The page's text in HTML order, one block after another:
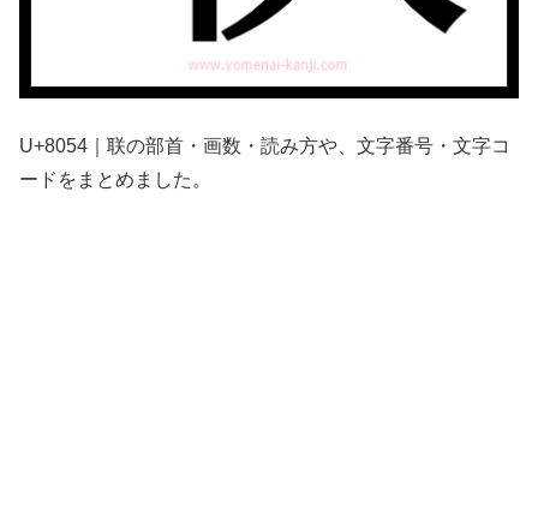
U+8054｜联の部首・画数・読み方や、文字番号・文字コ
ードをまとめました。